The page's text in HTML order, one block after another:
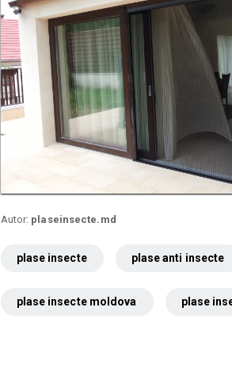
Autor: plaseinsecte.md
plase insecte plase anti insecte
plase insecte moldova plase